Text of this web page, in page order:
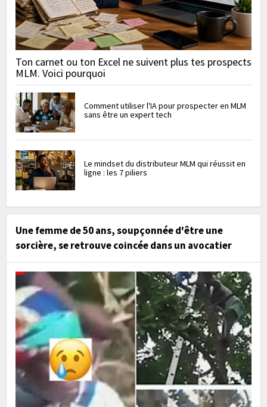
Ton carnet ou ton Excel ne suivent plus tes prospects
MLM. Voici pourquoi
Comment utiliser l'IA pour prospecter en MLM
sans être un expert tech
Le mindset du distributeur MLM qui réussit en
ligne : les 7 piliers
Une femme de 50 ans, soupçonnée d'être une
sorcière, se retrouve coincée dans un avocatier